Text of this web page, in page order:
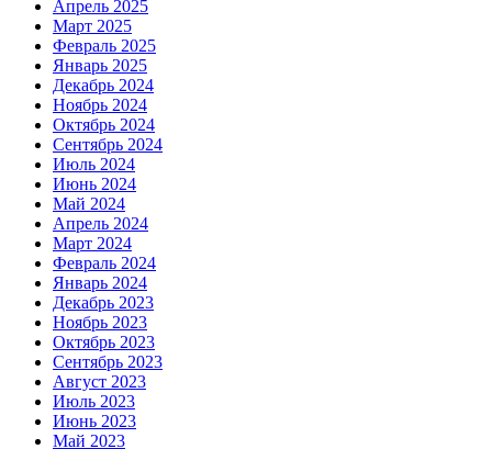
Апрель 2025
Март 2025
Февраль 2025
Январь 2025
Декабрь 2024
Ноябрь 2024
Октябрь 2024
Сентябрь 2024
Июль 2024
Июнь 2024
Май 2024
Апрель 2024
Март 2024
Февраль 2024
Январь 2024
Декабрь 2023
Ноябрь 2023
Октябрь 2023
Сентябрь 2023
Август 2023
Июль 2023
Июнь 2023
Май 2023